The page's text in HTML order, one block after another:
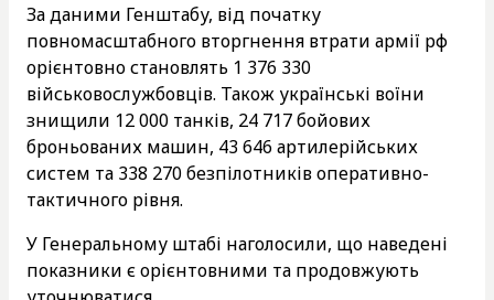
За даними Генштабу, від початку
повномасштабного вторгнення втрати армії рф
орієнтовно становлять 1 376 330
військовослужбовців. Також українські воїни
знищили 12 000 танків, 24 717 бойових
броньованих машин, 43 646 артилерійських
систем та 338 270 безпілотників оперативно-
тактичного рівня.
У Генеральному штабі наголосили, що наведені
показники є орієнтовними та продовжують